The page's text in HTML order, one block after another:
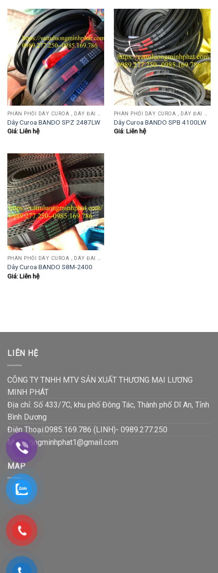
Dây Curoa BANDO SPZ 2487LW
Giá: Liên hệ
Dây Curoa BANDO SPB 4100LW
Giá: Liên hệ
Dây Curoa BANDO S8M-2400
Giá: Liên hệ
LIÊN HỆ
CÔNG TY TNHH MTV SẢN XUẤT THƯƠNG MẠI LƯƠNG
MINH PHÁT
Địa chỉ: Số 433/7C, khu phố Đông Tác, Thành phố Dĩ An, Tỉnh
Bình Dương
Điện Thoại:0985.169.786 (LINH)- 0989.277.250
Mail:luongminhphat1@gmail.com
MAP